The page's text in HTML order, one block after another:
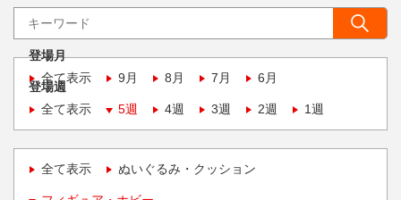
登場月
全て表示
9月 8月 7月 6月
登場週
全て表示
5週 4週 3週 2週 1週
全て表示 ぬいぐるみ・クッション